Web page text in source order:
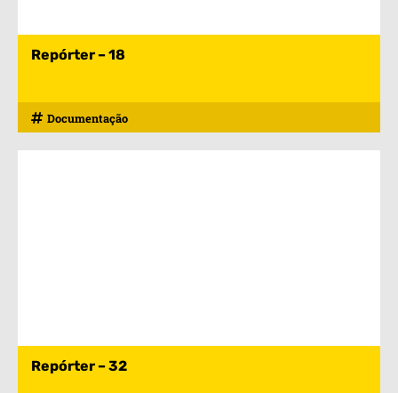
Repórter – 18
Documentação
Repórter – 32